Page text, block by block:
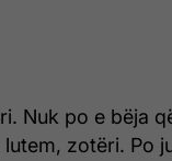
Nuk po e bëja
zotëri. Po